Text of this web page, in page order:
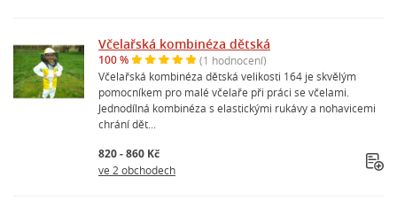
Včelařská kombinéza dětská
100 %
(1 hodnocení)
Včelařská kombinéza dětská velikosti 164 je skvělým
pomocníkem pro malé včelaře při práci se včelami.
Jednodílná kombinéza s elastickými rukávy a nohavicemi
chrání dět...
820 - 860 Kč
ve 2 obchodech